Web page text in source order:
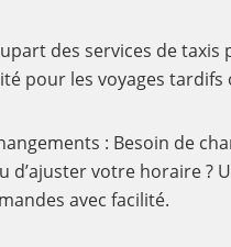
des services de
pour les voyages tardifs
: Besoin de
d’ajuster votre horaire ?
avec facilité.